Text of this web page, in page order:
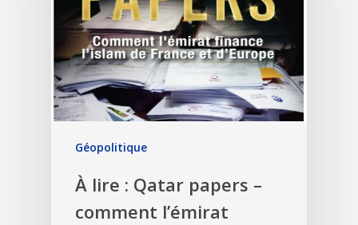
Géopolitique
À lire : Qatar papers –
comment l’émirat